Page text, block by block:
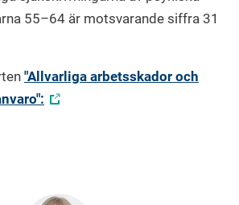
55–64 är motsvarande siffra 31
"Allvarliga arbetsskador och